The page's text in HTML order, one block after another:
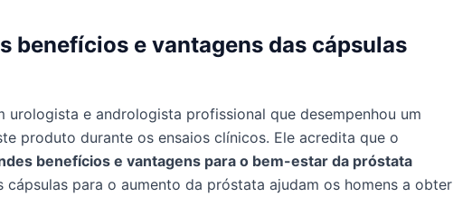
benefícios e vantagens das cápsulas
urologista e andrologista profissional que desempenhou um
produto durante os ensaios clínicos. Ele acredita que o
benefícios e vantagens para o bem-estar da próstata
cápsulas para o aumento da próstata ajudam os homens a obter